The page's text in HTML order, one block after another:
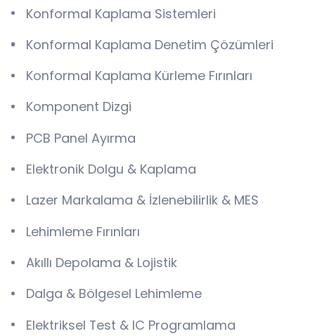
Konformal Kaplama Sistemleri
Konformal Kaplama Denetim Çözümleri
Konformal Kaplama Kürleme Fırınları
Komponent Dizgi
PCB Panel Ayırma
Elektronik Dolgu & Kaplama
Lazer Markalama & İzlenebilirlik & MES
Lehimleme Fırınları
Akıllı Depolama & Lojistik
Dalga & Bölgesel Lehimleme
Elektriksel Test & IC Programlama